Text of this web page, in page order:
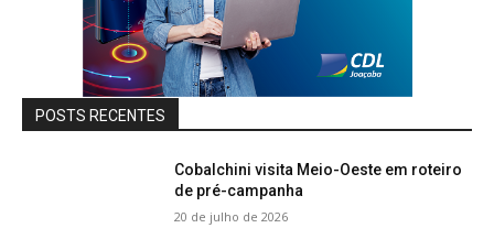
POSTS RECENTES
Cobalchini visita Meio-Oeste em roteiro
de pré-campanha
20 de julho de 2026